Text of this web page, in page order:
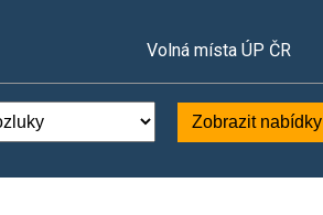
Volná místa ÚP ČR
Zobrazit nabídky